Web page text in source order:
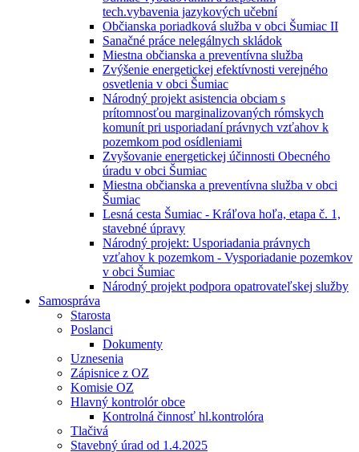
tech.vybavenia jazykových učební
Občianska poriadková služba v obci Šumiac II
Sanačné práce nelegálnych skládok
Miestna občianska a preventívna služba
Zvýšenie energetickej efektívnosti verejného
osvetlenia v obci Šumiac
Národný projekt asistencia obciam s
prítomnosťou marginalizovaných rómskych
komunít pri usporiadaní právnych vzťahov k
pozemkom pod osídleniami
Zvyšovanie energetickej účinnosti Obecného
úradu v obci Šumiac
Miestna občianska a preventívna služba v obci
Šumiac
Lesná cesta Šumiac - Kráľova hoľa, etapa č. 1,
stavebné úpravy
Národný projekt: Usporiadania právnych
vzťahov k pozemkom - Vysporiadanie pozemkov
v obci Šumiac
Národný projekt podpora opatrovateľskej služby
Samospráva
Starosta
Poslanci
Dokumenty
Uznesenia
Zápisnice z OZ
Komisie OZ
Hlavný kontrolór obce
Kontrolná činnosť hl.kontrolóra
Tlačivá
Stavebný úrad od 1.4.2025